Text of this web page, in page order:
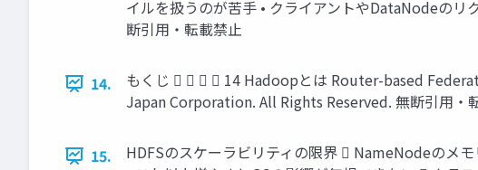
イルを扱うのが苦手 • クライアントやDataNodeの
断引用・転載禁止
14.
もくじ     14 Hadoopとは Router-based
Japan Corporation. All Rights Reserved. 無断引用・
15.
HDFSのスケーラビリティの限界  NameNodeのメ